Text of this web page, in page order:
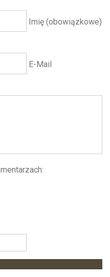
Imię (obowiązkowe)
E-Mail